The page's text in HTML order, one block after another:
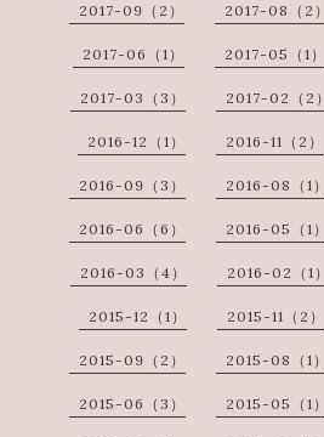
2017-09（2） 2017-08（2）
2017-06（1） 2017-05（1）
2017-03（3） 2017-02（2）
2016-12（1） 2016-11（2）
2016-09（3） 2016-08（1）
2016-06（6） 2016-05（1）
2016-03（4） 2016-02（1）
2015-12（1） 2015-11（2）
2015-09（2） 2015-08（1）
2015-06（3） 2015-05（1）